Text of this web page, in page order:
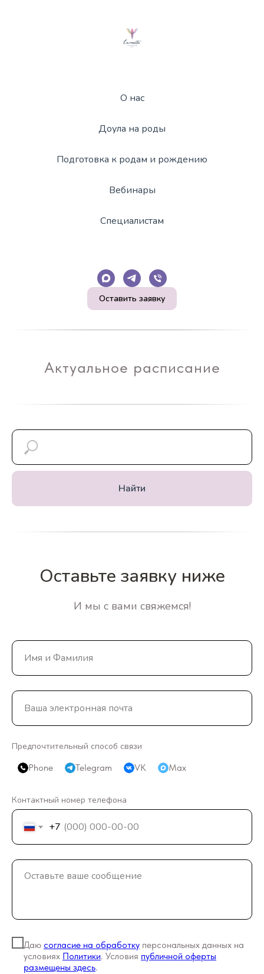
О нас
Доула на роды
Подготовка к родам и рождению
Вебинары
Специалистам
Оставить заявку
Актуальное расписание
Найти
Оставьте заявку ниже
И мы с вами свяжемся!
Предпочтительный способ связи
Phone
Telegram VK Max
Контактный номер телефона
+7
Даю согласие на обработку персональных данных на
условиях Политики. Условия публичной оферты
размещены здесь.